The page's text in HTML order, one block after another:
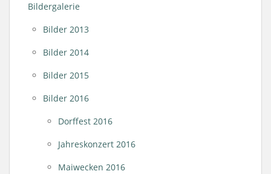
Bildergalerie
Bilder 2013
Bilder 2014
Bilder 2015
Bilder 2016
Dorffest 2016
Jahreskonzert 2016
Maiwecken 2016